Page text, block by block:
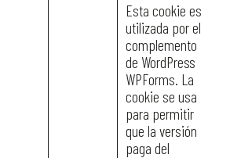
Esta cookie es
utilizada por el
complemento
de WordPress
WPForms. La
cookie se usa
para permitir
que la versión
paga del